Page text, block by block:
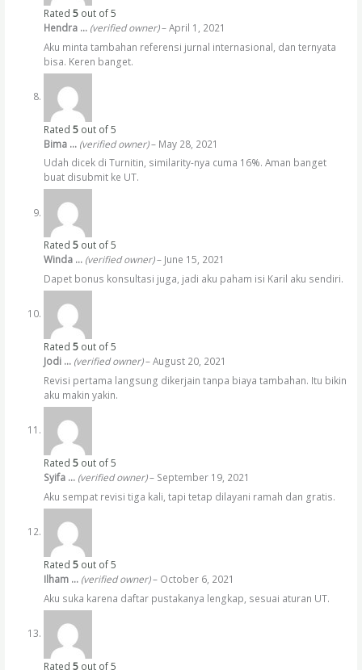
Rated 5out of 5
Hendra … (verified owner) – April 1, 2021
Aku minta tambahan referensi jurnal internasional, dan ternyata
bisa. Keren banget.
Rated 5out of 5
Bima … (verified owner) – May 28, 2021
Udah dicek di Turnitin, similarity-nya cuma 16%. Aman banget
buat disubmit ke UT.
Rated 5out of 5
Winda … (verified owner) – June 15, 2021
Dapet bonus konsultasi juga, jadi aku paham isi Karil aku sendiri.
Rated 5out of 5
Jodi … (verified owner) – August 20, 2021
Revisi pertama langsung dikerjain tanpa biaya tambahan. Itu bikin
aku makin yakin.
Rated 5out of 5
Syifa … (verified owner) – September 19, 2021
Aku sempat revisi tiga kali, tapi tetap dilayani ramah dan gratis.
Rated 5out of 5
Ilham … (verified owner) – October 6, 2021
Aku suka karena daftar pustakanya lengkap, sesuai aturan UT.
Rated 5out of 5